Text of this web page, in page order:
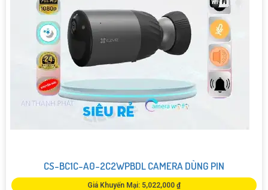
CS-BC1C-A0-2C2WPBDL CAMERA DÙNG PIN
Giá Khuyến Mại: 5,022,000 ₫